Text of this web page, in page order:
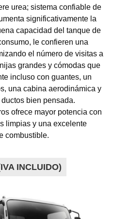
urea; sistema confiable de
significativamente la
capacidad del tanque de
le confieren una
el número de visitas a
grandes y cómodas que
incluso con guantes, un
una cabina aerodinámica y
bien pensada.
ofrece mayor potencia con
limpias y una excelente
combustible.
INCLUIDO)